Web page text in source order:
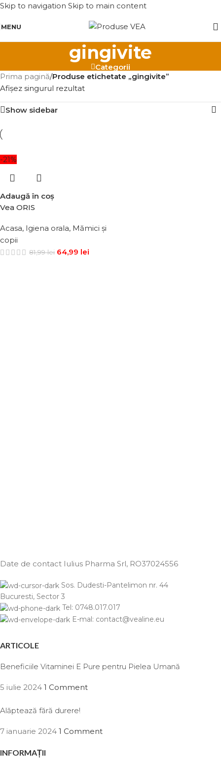
Skip to navigation Skip to main content
MENU
gingivite
Categorii
Prima pagină/Produse etichetate „gingivite”
Afișez singurul rezultat
Show sidebar
-21%
Adaugă în coș
Vea ORIS
Acasa, Igiena orala, Mămici și
copii
81,99lei 64,99 lei
Date de contact Iulius Pharma Srl, RO37024556
Sos. Dudesti-Pantelimon nr. 44
Bucuresti, Sector 3
Tel: 0748.017.017
E-mal: contact@vealine.eu
ARTICOLE
Beneficiile Vitaminei E Pure pentru Pielea Umană
5 iulie 2024 1 Comment
Alăptează fără durere!
7 ianuarie 2024 1 Comment
INFORMAȚII